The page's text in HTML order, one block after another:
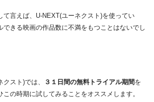
言えば、U-NEXT(ユーネクスト)を使ってい
できる映画の作品数に不満をもつことはないでし
スト)では、 ３１日間の無料トライアル期間 を
の時期に試してみることをオススメします。